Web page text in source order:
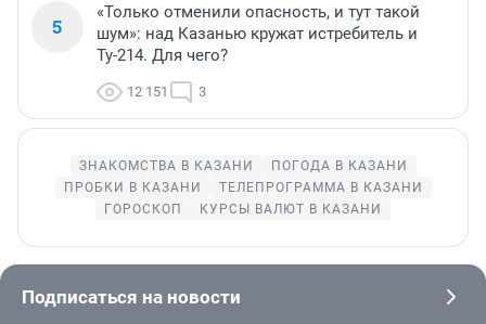
5
«Только отменили опасность, и тут такой
шум»: над Казанью кружат истребитель и
Ту-214. Для чего?
12 151 3
ЗНАКОМСТВА В КАЗАНИ
ПОГОДА В КАЗАНИ
ПРОБКИ В КАЗАНИ
ТЕЛЕПРОГРАММА В КАЗАНИ
ГОРОСКОП
КУРСЫ ВАЛЮТ В КАЗАНИ
Подписаться на новости